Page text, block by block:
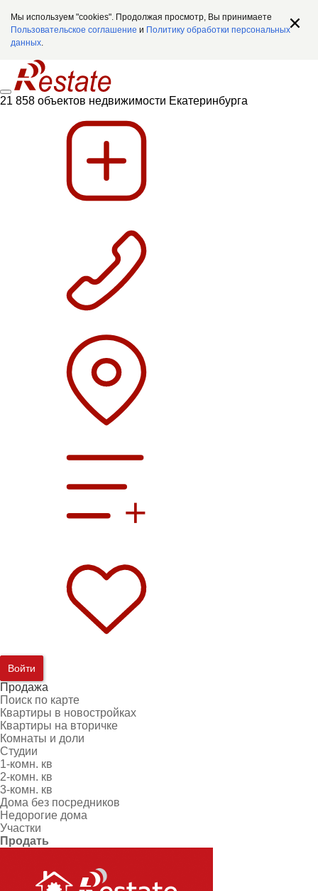
Мы используем "cookies". Продолжая просмотр, Вы принимаете
Пользовательское соглашение и Политику обработки персональных
данных.
21 858 объектов недвижимости Екатеринбурга
Войти
Продажа
Поиск по карте
Квартиры в новостройках
Квартиры на вторичке
Комнаты и доли
Студии
1-комн. кв
2-комн. кв
3-комн. кв
Дома без посредников
Недорогие дома
Участки
Продать